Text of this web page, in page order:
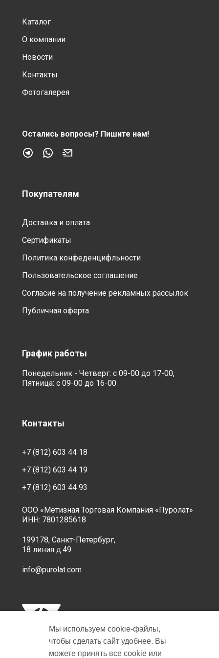
Каталог
О компании
Новости
Контакты
Фотогалерея
Остались вопросы? Пишите нам!
Покупателям
Доставка и оплата
Сертификаты
Политика конфеденцифльности
Пользовательское соглашение
Согласие на получение рекламных рассылок
Публичная оферта
График работы
Понедельник - Четверг: с 09-00 до 17-00,
Пятница: с 09-00 до 16-00
Контакты
+7 (812) 603 44 18
+7 (812) 603 44 19
+7 (812) 603 44 93
ООО «Метизная Торговая Компания «Пуролат»
ИНН: 7801285618
199178, Санкт-Петербург,
18 линия д.49
info@purolat.com
Мы используем cookie‑файлы,
чтобы сделать сайт удобнее. Вы
можете принять все cookie или